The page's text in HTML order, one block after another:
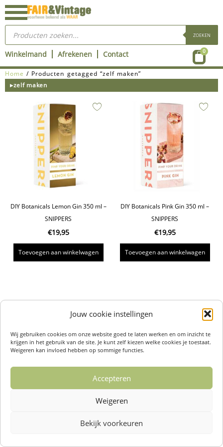
Jouw cookie instellingen
Wij gebruiken cookies om onze website goed te laten werken en om inzicht te
krijgen in het gebruik van de site. Je kunt zelf kiezen welke cookies je toestaat.
Weigeren kan invloed hebben op sommige functies.
Accepteren
Weigeren
Bekijk voorkeuren
Ga
naar
inhoud
Producten
zoeken ZOEKEN
Winkelmand Afrekenen Contact 0
Home / Producten getagged “zelf maken”
▸zelf maken
DIY Botanicals Lemon Gin 350 ml –
SNIPPERS
€19,95
Toevoegen aan winkelwagen
DIY Botanicals Pink Gin 350 ml –
SNIPPERS
€19,95
Toevoegen aan winkelwagen